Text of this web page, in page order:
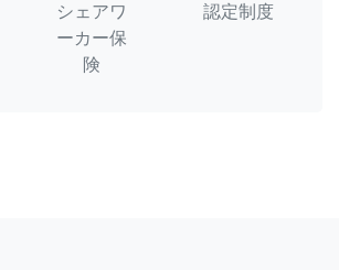
シェアワ
ーカー保
険
認定制度